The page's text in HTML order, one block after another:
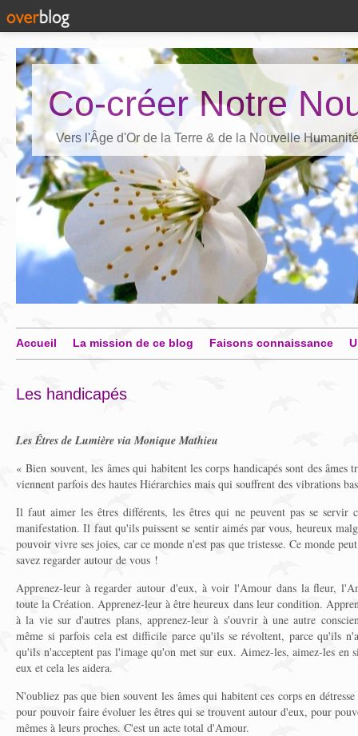
Co-créer Notre
Vers l'Âge d'Or de la Terre & de la Nouvelle Humanité
Accueil La mission de ce blog Faisons connaissance
Les handicapés
Les Êtres de Lumière via Monique Mathieu
« Bien souvent, les âmes qui habitent les corps handicapés sont des âmes
viennent parfois des hautes Hiérarchies mais qui souffrent des vibrations
Il faut aimer les êtres différents, les êtres qui ne peuvent pas se servir
manifestation. Il faut qu'ils puissent se sentir aimés par vous, heureux
pouvoir vivre ses joies, car ce monde n'est pas que tristesse. Ce monde
savez regarder autour de vous !
Apprenez-leur à regarder autour d'eux, à voir l'Amour dans la fleur,
toute la Création. Apprenez-leur à être heureux dans leur condition.
à la vie sur d'autres plans, apprenez-leur à s'ouvrir à une autre
même si parfois cela est difficile parce qu'ils se révoltent, parce qu'ils
qu'ils n'acceptent pas l'image qu'on met sur eux. Aimez-les, aimez-les en
eux et cela les aidera.
N'oubliez pas que bien souvent les âmes qui habitent ces corps en
pour pouvoir faire évoluer les êtres qui se trouvent autour d'eux, pour
mêmes à leurs proches. C'est un acte total d'Amour.